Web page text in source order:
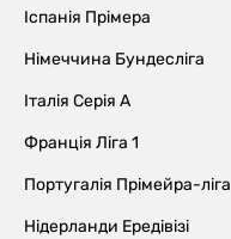
Іспанія Прімера
Німеччина Бундесліга
Італія Серія А
Франція Ліга 1
Португалія Прімейра-ліга
Нідерланди Ередівізі